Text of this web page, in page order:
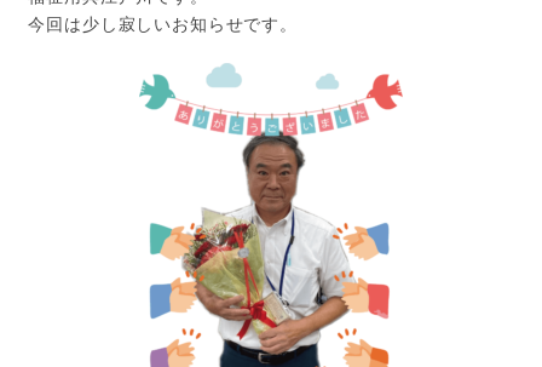
今回は少し寂しいお知らせです。